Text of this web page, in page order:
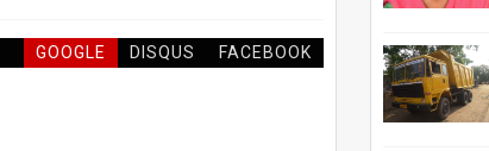
GOOGLE DISQUS FACEBOOK